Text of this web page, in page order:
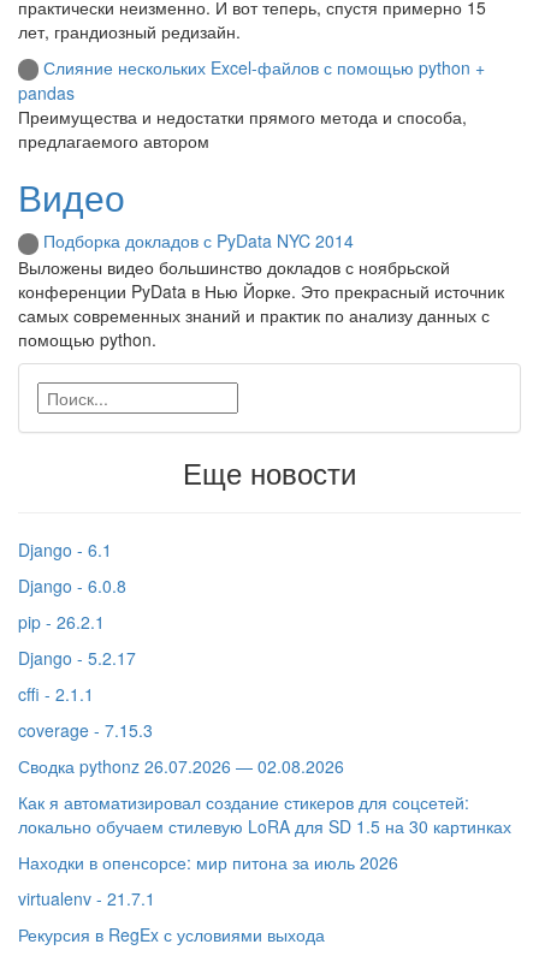
практически неизменно. И вот теперь, спустя примерно 15
лет, грандиозный редизайн.
Слияние нескольких Excel-файлов с помощью python +
pandas
Преимущества и недостатки прямого метода и способа,
предлагаемого автором
Видео
Подборка докладов с PyData NYC 2014
Выложены видео большинство докладов с ноябрьской
конференции PyData в Нью Йорке. Это прекрасный источник
самых современных знаний и практик по анализу данных с
помощью python.
Еще новости
Django - 6.1
Django - 6.0.8
pip - 26.2.1
Django - 5.2.17
cffi - 2.1.1
coverage - 7.15.3
Сводка pythonz 26.07.2026 — 02.08.2026
Как я автоматизировал создание стикеров для соцсетей:
локально обучаем стилевую LoRA для SD 1.5 на 30 картинках
Находки в опенсорсе: мир питона за июль 2026
virtualenv - 21.7.1
Рекурсия в RegEx с условиями выхода